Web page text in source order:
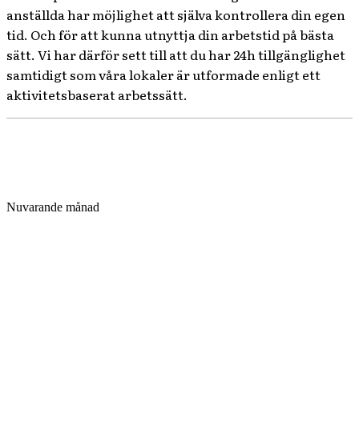
anställda har möjlighet att själva kontrollera din egen
tid. Och för att kunna utnyttja din arbetstid på bästa
sätt. Vi har därför sett till att du har 24h tillgänglighet
samtidigt som våra lokaler är utformade enligt ett
aktivitetsbaserat arbetssätt.
Nuvarande månad